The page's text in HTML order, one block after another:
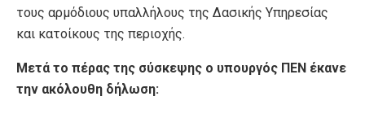
τους αρμόδιους υπαλλήλους της Δασικής Υπηρεσίας
και κατοίκους της περιοχής.
Μετά το πέρας της σύσκεψης ο υπουργός ΠΕΝ έκανε
την ακόλουθη δήλωση: